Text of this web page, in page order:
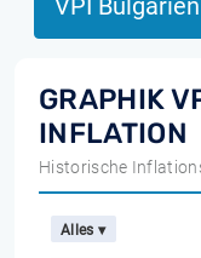
VPI Bulgarien
GRAPHIK
INFLATION
Historische
Alles ▾